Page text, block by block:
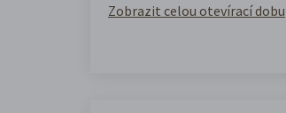
Zobrazit celou otevírací dobu